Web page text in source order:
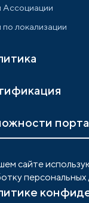
Ассоциации
по локализации
Портал
сайте